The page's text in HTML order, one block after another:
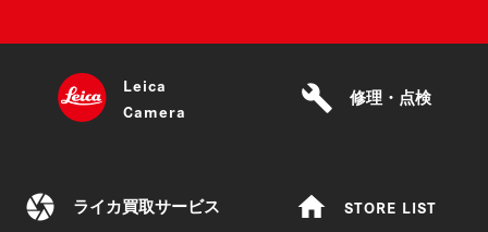
Leica
Camera
build 修理・点検
camera ライカ買取サービス home STORE LIST